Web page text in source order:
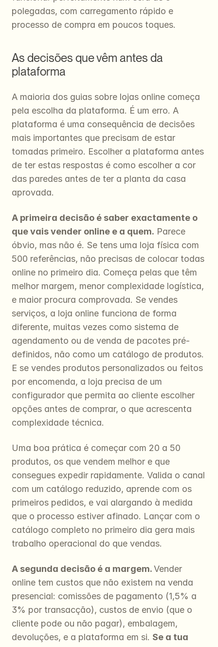
polegadas, com carregamento rápido e
processo de compra em poucos toques.
As decisões que vêm antes da
plataforma
A maioria dos guias sobre lojas online começa
pela escolha da plataforma. É um erro. A
plataforma é uma consequência de decisões
mais importantes que precisam de estar
tomadas primeiro. Escolher a plataforma antes
de ter estas respostas é como escolher a cor
das paredes antes de ter a planta da casa
aprovada.
A primeira decisão é saber exactamente o
que vais vender online e a quem. Parece
óbvio, mas não é. Se tens uma loja física com
500 referências, não precisas de colocar todas
online no primeiro dia. Começa pelas que têm
melhor margem, menor complexidade logística,
e maior procura comprovada. Se vendes
serviços, a loja online funciona de forma
diferente, muitas vezes como sistema de
agendamento ou de venda de pacotes pré-
definidos, não como um catálogo de produtos.
E se vendes produtos personalizados ou feitos
por encomenda, a loja precisa de um
configurador que permita ao cliente escolher
opções antes de comprar, o que acrescenta
complexidade técnica.
Uma boa prática é começar com 20 a 50
produtos, os que vendem melhor e que
consegues expedir rapidamente. Valida o canal
com um catálogo reduzido, aprende com os
primeiros pedidos, e vai alargando à medida
que o processo estiver afinado. Lançar com o
catálogo completo no primeiro dia gera mais
trabalho operacional do que vendas.
A segunda decisão é a margem. Vender
online tem custos que não existem na venda
presencial: comissões de pagamento (1,5% a
3% por transacção), custos de envio (que o
cliente pode ou não pagar), embalagem,
devoluções, e a plataforma em si. Se a tua